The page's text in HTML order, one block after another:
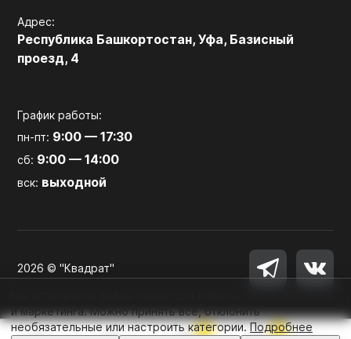
0 0
Адрес:
Республика Башкортостан, Уфа, Базисный
проезд, 4
График работы:
пн-пт: 9:00 — 17:30
сб: 9:00 — 14:00
вск: выходной
2026 © "Квадрат"
и маркетинга. Можно принять все, отклонить
необязательные или настроить категории.Подробнее